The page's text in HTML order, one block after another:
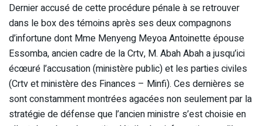
Dernier accusé de cette procédure pénale à se retrouver
dans le box des témoins après ses deux compagnons
d’infortune dont Mme Menyeng Meyoa Antoinette épouse
Essomba, ancien cadre de la Crtv, M. Abah Abah a jusqu’ici
écœuré l’accusation (ministère public) et les parties civiles
(Crtv et ministère des Finances – Minfi). Ces dernières se
sont constamment montrées agacées non seulement par la
stratégie de défense que l’ancien ministre s’est choisie en